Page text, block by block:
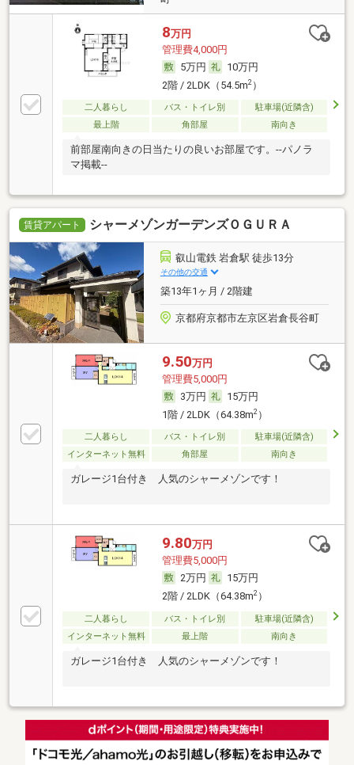
8万円
管理費4,000円
5万円
10万円
2階 / 2LDK（54.5m2）
二人暮らし バス・トイレ別
駐車場(近隣含)
最上階
角部屋 南向き
前部屋南向きの日当たりの良いお部屋です。--パノラ
マ掲載--
賃貸アパート シャーメゾンガーデンズＯＧＵＲＡ
叡山電鉄 岩倉駅 徒歩13分
その他の交通
築13年1ヶ月 / 2階建
京都府京都市左京区岩倉長谷町
9.50万円
管理費5,000円
3万円
15万円
1階 / 2LDK（64.38m2）
二人暮らし バス・トイレ別
駐車場(近隣含)
インターネット無料
角部屋 南向き
ガレージ1台付き 人気のシャーメゾンです！
9.80万円
管理費5,000円
2万円
15万円
2階 / 2LDK（64.38m2）
二人暮らし バス・トイレ別
駐車場(近隣含)
インターネット無料
最上階 南向き
ガレージ1台付き 人気のシャーメゾンです！